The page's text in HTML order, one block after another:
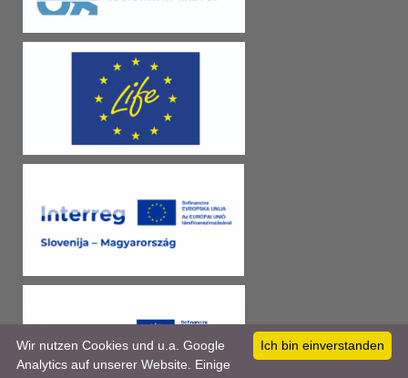
Ich bin einverstanden
Wir nutzen Cookies und u.a. Google
Analytics auf unserer Website. Einige